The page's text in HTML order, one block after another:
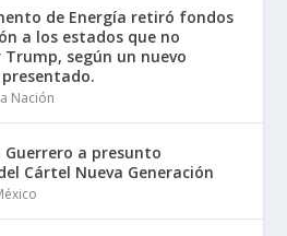
de Energía retiró fondos
a los estados que no
según un nuevo
Nación
Guerrero a presunto
Cártel Nueva Generación